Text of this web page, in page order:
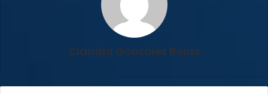
Claudia González Rojas